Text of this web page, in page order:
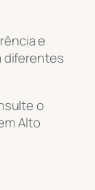
e
diferentes
o
Alto